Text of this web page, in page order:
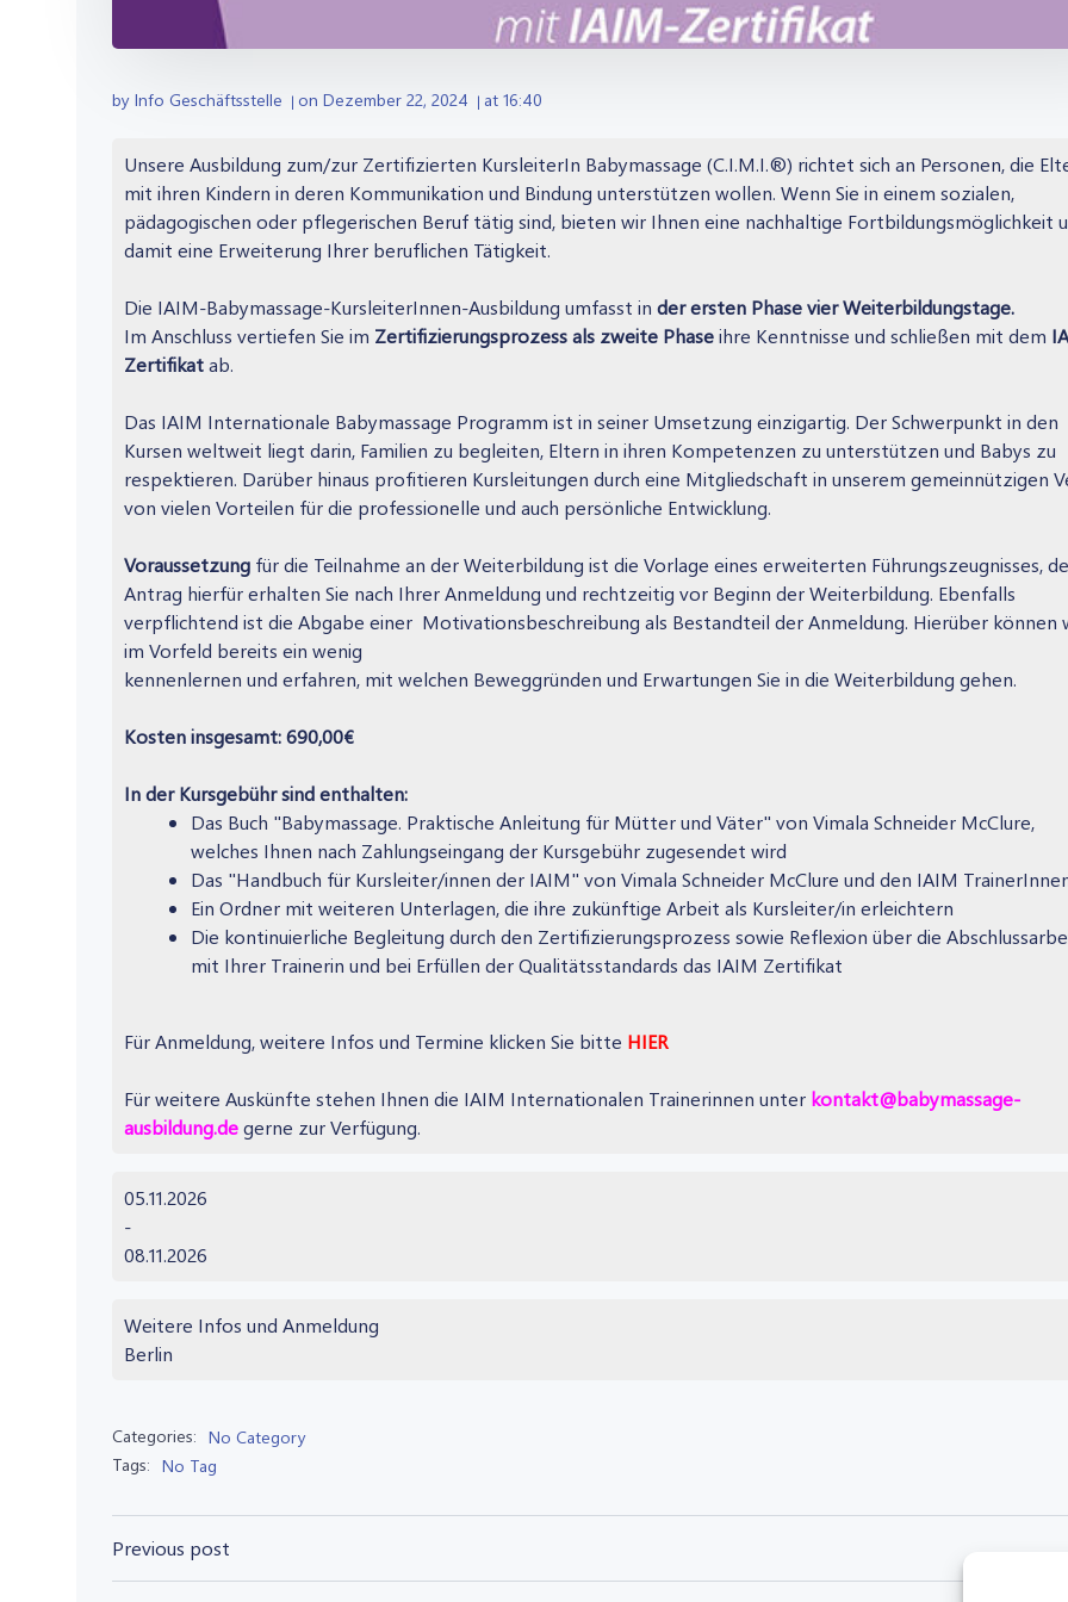
by Info Geschäftsstelle | on Dezember 22, 2024 | at 16:40
Unsere Ausbildung zum/zur Zertifizierten KursleiterIn Babymassage (C.I.M.I.®) richtet sich an Personen, die
mit ihren Kindern in deren Kommunikation und Bindung unterstützen wollen. Wenn Sie in einem sozialen,
pädagogischen oder pflegerischen Beruf tätig sind, bieten wir Ihnen eine nachhaltige Fortbildungsmöglichkeit
damit eine Erweiterung Ihrer beruflichen Tätigkeit.
Die IAIM-Babymassage-KursleiterInnen-Ausbildung umfasst in der ersten Phase vier Weiterbildungstage.
Im Anschluss vertiefen Sie im Zertifizierungsprozess als zweite Phaseihre Kenntnisse und schließen mit dem
Zertifikatab.
Das IAIM Internationale Babymassage Programm ist in seiner Umsetzung einzigartig. Der Schwerpunkt in den
Kursen weltweit liegt darin, Familien zu begleiten, Eltern in ihren Kompetenzen zu unterstützen und Babys zu
respektieren. Darüber hinaus profitieren Kursleitungen durch eine Mitgliedschaft in unserem gemeinnützigen
von vielen Vorteilen für die professionelle und auch persönliche Entwicklung.
Voraussetzung für die Teilnahme an der Weiterbildung ist die Vorlage eines erweiterten Führungszeugnisses,
Antrag hierfür erhalten Sie nach Ihrer Anmeldung und rechtzeitig vor Beginn der Weiterbildung. Ebenfalls
verpflichtend ist die Abgabe einer Motivationsbeschreibung als Bestandteil der Anmeldung. Hierüber können
im Vorfeld bereits ein wenig
kennenlernen und erfahren, mit welchen Beweggründen und Erwartungen Sie in die Weiterbildung gehen.
Kosten insgesamt: 690,00€
In der Kursgebühr sind enthalten:
Das Buch "Babymassage. Praktische Anleitung für Mütter und Väter" von Vimala Schneider McClure,
welches Ihnen nach Zahlungseingang der Kursgebühr zugesendet wird
Das "Handbuch für Kursleiter/innen der IAIM" von Vimala Schneider McClure und den IAIM
Ein Ordner mit weiteren Unterlagen, die ihre zukünftige Arbeit als Kursleiter/in erleichtern
Die kontinuierliche Begleitung durch den Zertifizierungsprozess sowie Reflexion über die
mit Ihrer Trainerin und bei Erfüllen der Qualitätsstandards das IAIM Zertifikat
Für Anmeldung, weitere Infos und Termine klicken Sie bitte HIER
Für weitere Auskünfte stehen Ihnen die IAIM Internationalen Trainerinnen unter kontakt@babymassage-
ausbildung.degerne zur Verfügung.
05.11.2026
-
08.11.2026
Weitere Infos und Anmeldung
Berlin
Categories: No Category
Tags: No Tag
Post
Previous post